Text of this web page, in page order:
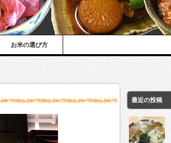
お米の選び方
最近の投稿